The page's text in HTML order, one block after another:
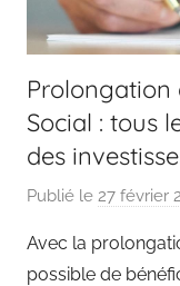
sur
la
finance
et
Prolongation
Social : tous
des
Publié le 27 février
Avec la
possible de